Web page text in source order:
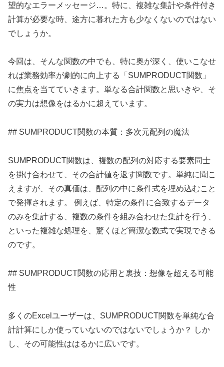
望的なエラーメッセージ…。特に、複雑な集計や条件付き
計算が必要な時、途方に暮れた方も少なくないのではない
でしょうか。
今回は、そんな関数の中でも、特に奥が深く、使いこなせ
れば業務効率が劇的に向上する「SUMPRODUCT関数」
に焦点を当てていきます。単なる合計関数と思いきや、そ
の実力は想像をはるかに超えています。
## SUMPRODUCT関数の本質：多次元配列の魔法
SUMPRODUCT関数は、複数の配列の対応する要素同士
を掛け合わせて、その合計値を返す関数です。単純に聞こ
えますが、その真価は、配列の中に条件式を埋め込むこと
で発揮されます。 例えば、特定の条件に合致するデータ
のみを集計する、複数の条件を組み合わせた集計を行う、
といった複雑な処理を、驚くほど簡潔な数式で実現できる
のです。
## SUMPRODUCT関数の応用と裏技：想像を超える可能
性
多くのExcelユーザーは、SUMPRODUCT関数を単純な合
計計算にしか使っていないのではないでしょうか？ しか
し、その可能性ははるかに広いです。